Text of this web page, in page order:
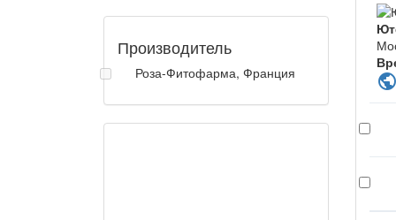
Производитель
Роза-Фитофарма, Франция public